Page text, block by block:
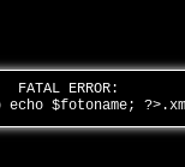
FATAL ERROR:
echo $fotoname;